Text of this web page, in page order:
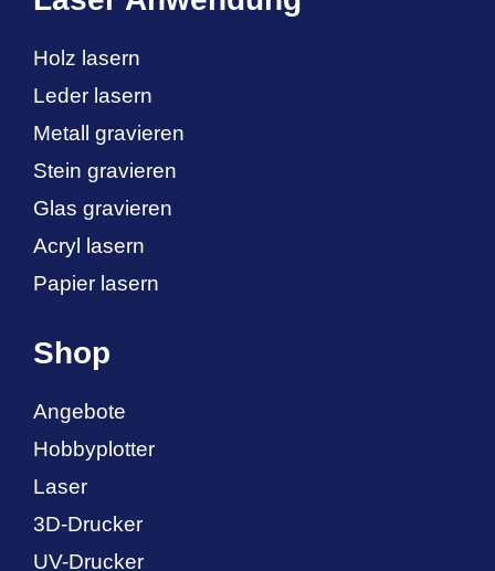
Holz lasern
Leder lasern
Metall gravieren
Stein gravieren
Glas gravieren
Acryl lasern
Papier lasern
Shop
Angebote
Hobbyplotter
Laser
3D-Drucker
UV-Drucker